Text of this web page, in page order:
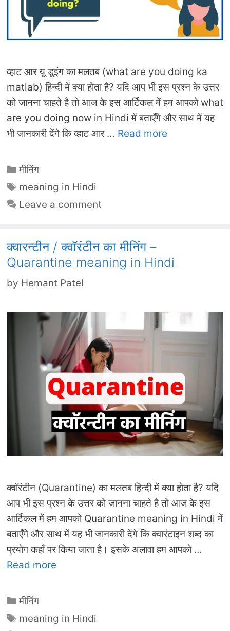
व्हाट आर यू डूइंग का मलतब (what are you doing ka
matlab) हिन्दी में क्या होता है? यदि आप भी इस प्रश्न के उत्तर
को जानना चाहते है तो आज के इस आर्टिकल में हम आपको what
are you doing now in Hindi में बताएँगे और साथ में यह
भी जानकारी देंगे कि व्हाट आर … Read more
Categories
मीनिंग
Tags
meaning in Hindi
Leave a comment
क्वारन्टीन / क्वॉरंटीन का मीनिंग –
Quarantine meaning in Hindi
by Hemant Patel
क्वॉरंटीन (Quarantine) का मलतब हिन्दी में क्या होता है? यदि
आप भी इस प्रश्न के उत्तर को जानना चाहते है तो आज के इस
आर्टिकल में हम आपको Quarantine meaning in Hindi में
बताएँगे और साथ में यह भी जानकारी देंगे कि क्वारंटाइन शब्द का
प्रयोग कहाँ पर किया जाता है। इसके अलावा हम आपको …
Read more
Categories
मीनिंग
Tags
meaning in Hindi